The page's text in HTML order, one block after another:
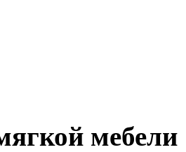
мебели